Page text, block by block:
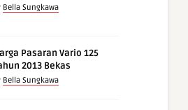
Bella Sungkawa
Pasaran Vario 125
2013 Bekas
Bella Sungkawa